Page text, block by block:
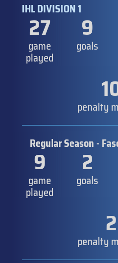
IHL DIVISION 1
27
game
played
9
goals
penalty
Regular Season -
9
game
played
2
goals
2
penalty